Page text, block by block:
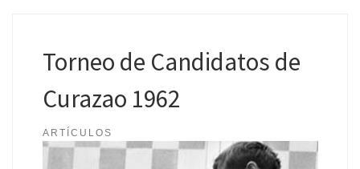
Torneo de Candidatos de
Curazao 1962
ARTÍCULOS